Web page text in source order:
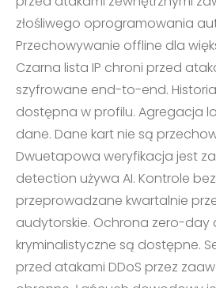
złośliwego oprogramowania
Przechowywanie offline dla
Czarna lista IP chroni przed
szyfrowane end-to-end.
dostępna w profilu. Agregacja
dane. Dane kart nie są
Dwuetapowa weryfikacja jest
detection używa AI. Kontrole
przeprowadzane kwartalnie
audytorskie. Ochrona zero-day
kryminalistyczne są dostępne.
przed atakami DDoS przez